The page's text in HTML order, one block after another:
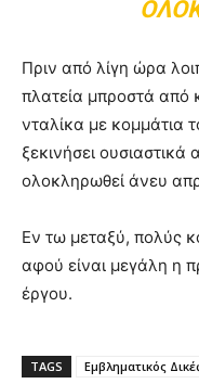
Πριν από λίγη ώρα
πλατεία μπροστά από
νταλίκα με κομμάτια
ξεκινήσει
ολοκληρωθεί άνευ
Εν τω μεταξύ, πολύς
αφού είναι μεγάλη η
έργου.
TAGS Εμβληματικός